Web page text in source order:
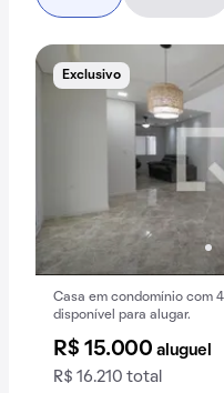
Exclusivo
Casa em condomínio com
disponível para alugar.
R$ 15.000aluguel
R$ 16.210 total